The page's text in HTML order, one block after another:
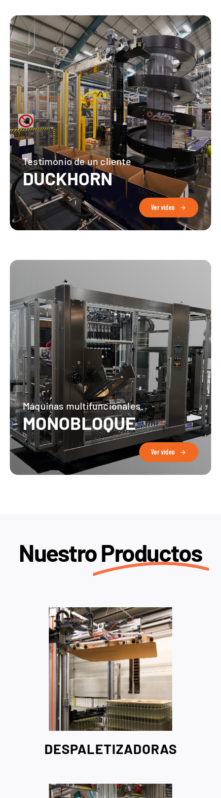
Testimonio de un cliente
DUCKHORN
Ver vídeo
Máquinas multifuncionales
MONOBLOQUE
Ver vídeo
NuestroProductos
DESPALETIZADORAS